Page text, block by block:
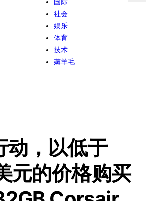
社会
娱乐
体育
技术
薅羊毛
动，以低于
元的价格购买